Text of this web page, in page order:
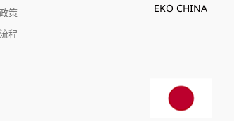
策
程
EKO CHINA